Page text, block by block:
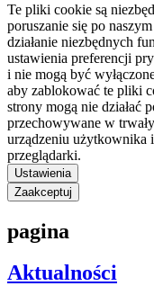
Te pliki cookie są
poruszanie się po
działanie niezbędnych
ustawienia preferencji
i nie mogą być
aby zablokować te pliki
strony mogą nie działać
przechowywane w
urządzeniu użytkownika
przeglądarki.
Ustawienia
Zaakceptuj
pagina
Aktualności